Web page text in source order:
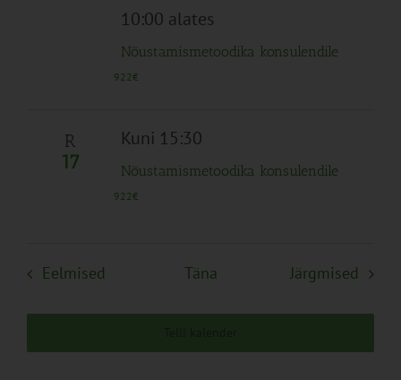
10:00 alates
Nõustamismetoodika konsulendile
922€
R
17
Kuni 15:30
Nõustamismetoodika konsulendile
922€
Eelmised SündmusedTäna Järgmised